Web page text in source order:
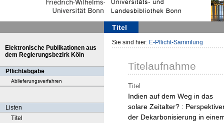
Titel
Elektronische Publikationen aus
dem Regierungsbezirk Köln
Pflichtabgabe
Ablieferungsverfahren
Listen
Titel
Sie sind hier: E-Pflicht-Sammlung
Titelaufnahme
Titel
Indien auf dem Weg in das
solare Zeitalter? :
der Dekarbonisierung in